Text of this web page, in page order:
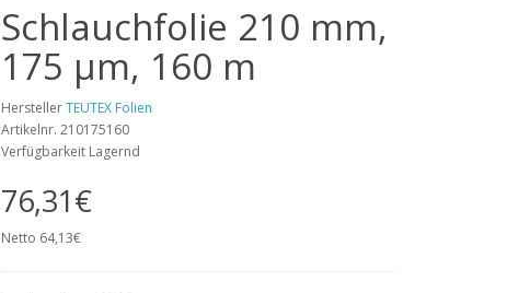
Schlauchfolie 210 mm,
175 µm, 160 m
HerstellerTEUTEX Folien
Artikelnr. 210175160
Verfügbarkeit Lagernd
76,31€
Netto 64,13€